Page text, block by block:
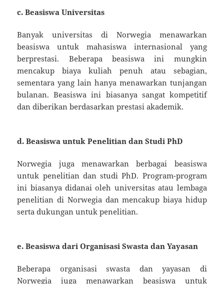
c.Beasiswa Universitas
Banyak universitas di Norwegia menawarkan
beasiswa untuk mahasiswa internasional yang
berprestasi. Beberapa beasiswa ini mungkin
mencakup biaya kuliah penuh atau sebagian,
sementara yang lain hanya menawarkan tunjangan
bulanan. Beasiswa ini biasanya sangat kompetitif
dan diberikan berdasarkan prestasi akademik.
d.Beasiswa untuk Penelitian dan Studi PhD
Norwegia juga menawarkan berbagai beasiswa
untuk penelitian dan studi PhD. Program-program
ini biasanya didanai oleh universitas atau lembaga
penelitian di Norwegia dan mencakup biaya hidup
serta dukungan untuk penelitian.
e.Beasiswa dari Organisasi Swasta dan Yayasan
Beberapa organisasi swasta dan yayasan di
Norwegia juga menawarkan beasiswa untuk